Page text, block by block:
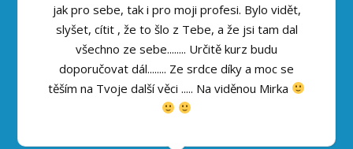
jak pro sebe, tak i pro moji profesi. Bylo vidět,
slyšet, cítit , že to šlo z Tebe, a že jsi tam dal
všechno ze sebe........ Určitě kurz budu
doporučovat dál........ Ze srdce díky a moc se
těším na Tvoje další věci ..... Na viděnou Mirka